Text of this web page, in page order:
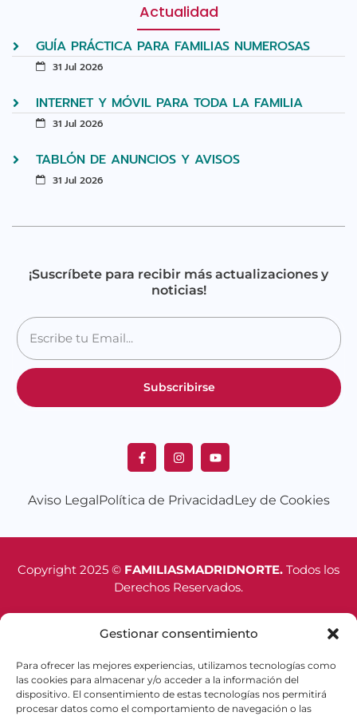
Gestionar consentimiento
Para ofrecer las mejores experiencias, utilizamos tecnologías como
las cookies para almacenar y/o acceder a la información del
dispositivo. El consentimiento de estas tecnologías nos permitirá
procesar datos como el comportamiento de navegación o las
Actualidad
GUÍA PRÁCTICA PARA FAMILIAS NUMEROSAS
31 Jul 2026
INTERNET Y MÓVIL PARA TODA LA FAMILIA
31 Jul 2026
TABLÓN DE ANUNCIOS Y AVISOS
31 Jul 2026
¡Suscríbete para recibir más actualizaciones y
noticias!
Subscribirse
Aviso Legal Política de PrivacidadLey de Cookies
Copyright 2025 © FAMILIASMADRIDNORTE. Todos los
Derechos Reservados.
FINANCIADO POR LA UNIÓN EUROPEA CON EL PROGRAMA
MECANISMO DE RECUPERACIÓN Y RESILIENCIA.